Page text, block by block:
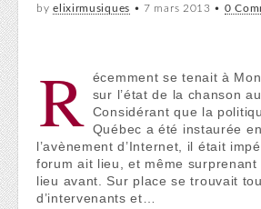
byelixirmusiques •7 mars 2013 • 0
R écemment se tenait à
sur l’état de la chanson
Considérant que la
Québec a été instaurée
l’avènement d’Internet, il était
forum ait lieu, et même surprenant
lieu avant. Sur place se trouvait
d’intervenants et…